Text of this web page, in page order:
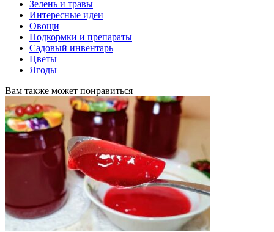
Зелень и травы
Интересные идеи
Овощи
Подкормки и препараты
Садовый инвентарь
Цветы
Ягоды
Вам также может понравиться